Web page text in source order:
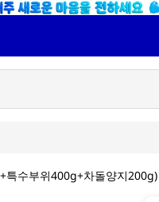
특수부위400g+차돌양지200g)